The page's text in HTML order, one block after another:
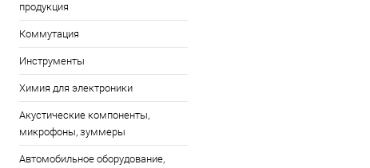
продукция
Коммутация
Инструменты
Химия для электроники
Акустические компоненты,
микрофоны, зуммеры
Автомобильное оборудование,